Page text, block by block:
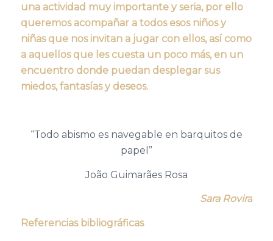
una actividad muy importante y seria, por ello
queremos acompañar a todos esos niños y
niñas que nos invitan a jugar con ellos, así como
a aquellos que les cuesta un poco más, en un
encuentro donde puedan desplegar sus
miedos, fantasías y deseos.
“Todo abismo es navegable en barquitos de
papel”
João Guimarães Rosa
Sara Rovira
Referencias bibliográficas